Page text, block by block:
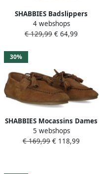
SHABBIES Badslippers
Dames Inga Close Maat: 41
Materiaal: Suède Kleur:
4 webshops
€ 129,99 € 64,99
30%
SHABBIES Mocassins Dames
Ciska Mocca Maat: 41
Materiaal: Suède Kleur:
5 webshops
€ 169,99 € 118,99